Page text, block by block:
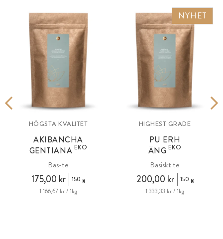
HÖGSTA KVALITET
AKIBANCHA
GENTIANAEKO
Bas-te
175,00 kr
150 g
1 166,67 kr / 1kg
NYHET
HIGHEST GRADE
PU ERH
ÄNGEKO
Basiskt te
200,00 kr
150 g
1 333,33 kr / 1kg